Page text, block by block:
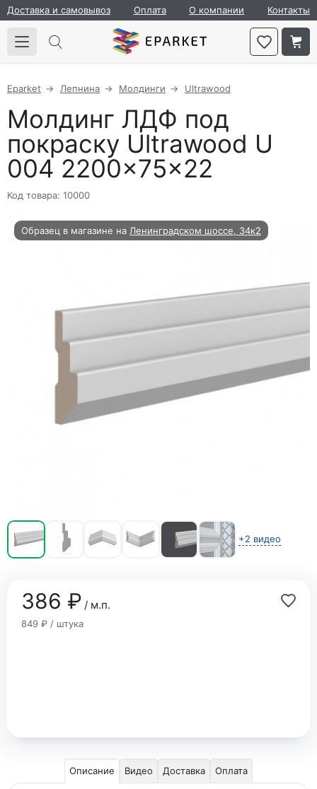
Доставка и самовывоз Оплата О компании Контакты
Eparket Лепнина Молдинги Ultrawood
Молдинг ЛДФ под
покраску Ultrawood U
004 2200×75×22
Код товара: 10000
Образец в магазине на Ленинградском шоссе, 34к2
+2 видео
386 ₽/ м.п.
849 ₽ / штука
Описание Видео Доставка Оплата